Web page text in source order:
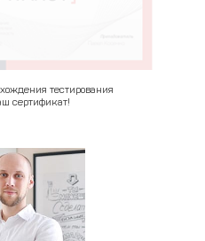
тестирования
сертификат!